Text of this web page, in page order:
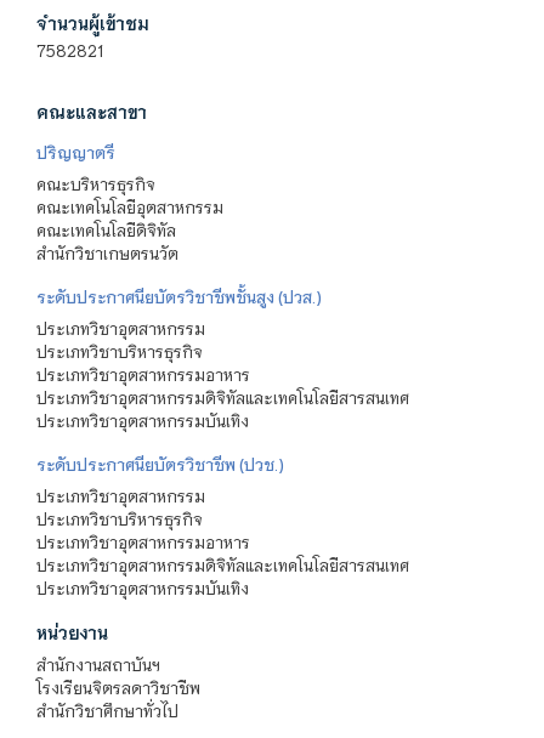
จำนวนผู้เข้าชม
7582821
คณะและสาขา
ปริญญาตรี
คณะบริหารธุรกิจ
คณะเทคโนโลยีอุตสาหกรรม
คณะเทคโนโลยีดิจิทัล
สำนักวิชาเกษตรนวัต
ระดับประกาศนียบัตรวิชาชีพชั้นสูง (ปวส.)
ประเภทวิชาอุตสาหกรรม
ประเภทวิชาบริหารธุรกิจ
ประเภทวิชาอุตสาหกรรมอาหาร
ประเภทวิชาอุตสาหกรรมดิจิทัลและเทคโนโลยีสารสนเทศ
ประเภทวิชาอุตสาหกรรมบันเทิง
ระดับประกาศนียบัตรวิชาชีพ (ปวช.)
ประเภทวิชาอุตสาหกรรม
ประเภทวิชาบริหารธุรกิจ
ประเภทวิชาอุตสาหกรรมอาหาร
ประเภทวิชาอุตสาหกรรมดิจิทัลและเทคโนโลยีสารสนเทศ
ประเภทวิชาอุตสาหกรรมบันเทิง
หน่วยงาน
สำนักงานสถาบันฯ
โรงเรียนจิตรลดาวิชาชีพ
สำนักวิชาศึกษาทั่วไป